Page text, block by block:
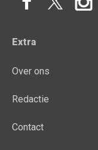
Extra
Over ons
Redactie
Contact